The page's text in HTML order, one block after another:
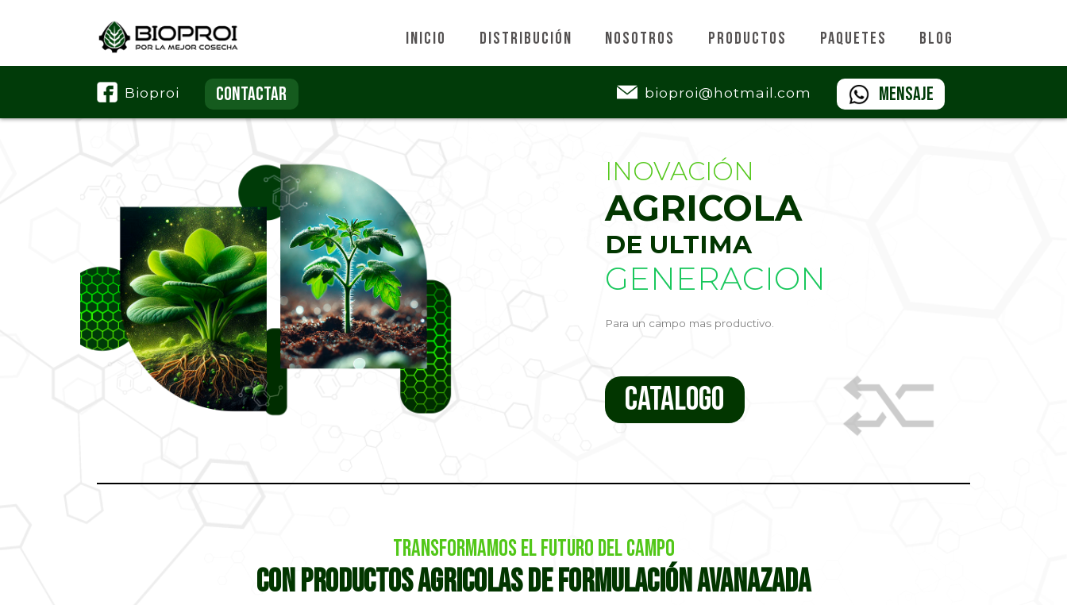
Inicio Distribución Nosotros Productos Paquetes Blog
Bioproi CONTACTAR bioproi@hotmail.com Mensaje
INOVACIÓN
AGRICOLA
DE ULTIMA
GENERACION
Para un campo mas productivo.
CATALOGO
Transformamos el futuro del campo
Con productos agricolas de formulación avanazada